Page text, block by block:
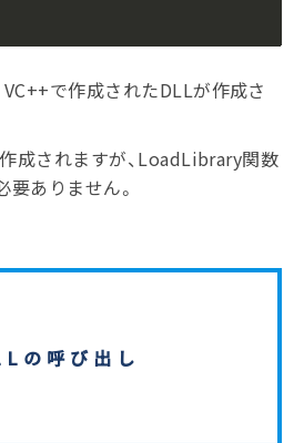
で作成されたDLLが作成さ
成されますが、LoadLibrary関数
ありません。
の呼び出し